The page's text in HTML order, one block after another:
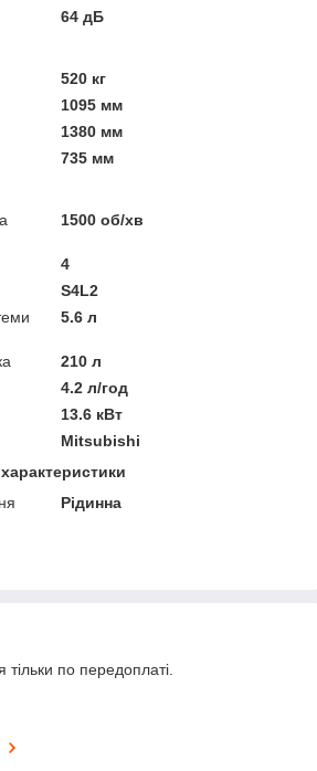
64 дБ
520 кг
1095 мм
1380 мм
735 мм
1500 об/хв
4
S4L2
5.6 л
210 л
4.2 л/год
13.6 кВт
Mitsubishi
Рідинна
тільки по передоплаті.